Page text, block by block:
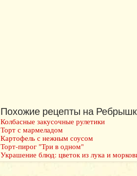
Похожие рецепты на
Колбасные закусочные рулетики
Торт с мармеладом
Картофель с нежным соусом
Торт-пирог "Три в одном"
Украшение блюд: цветок из лука и